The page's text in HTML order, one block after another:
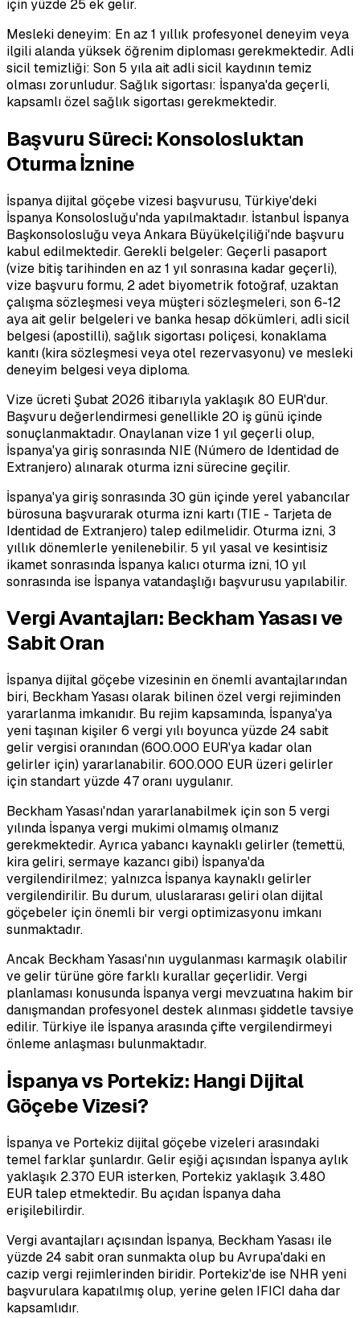
için yüzde 25 ek gelir.
Mesleki deneyim: En az 1 yıllık profesyonel deneyim veya
ilgili alanda yüksek öğrenim diploması gerekmektedir. Adli
sicil temizliği: Son 5 yıla ait adli sicil kaydının temiz
olması zorunludur. Sağlık sigortası: İspanya'da geçerli,
kapsamlı özel sağlık sigortası gerekmektedir.
Başvuru Süreci: Konsolosluktan
Oturma İznine
İspanya dijital göçebe vizesi başvurusu, Türkiye'deki
İspanya Konsolosluğu'nda yapılmaktadır. İstanbul İspanya
Başkonsolosluğu veya Ankara Büyükelçiliği'nde başvuru
kabul edilmektedir. Gerekli belgeler: Geçerli pasaport
(vize bitiş tarihinden en az 1 yıl sonrasına kadar geçerli),
vize başvuru formu, 2 adet biyometrik fotoğraf, uzaktan
çalışma sözleşmesi veya müşteri sözleşmeleri, son 6-12
aya ait gelir belgeleri ve banka hesap dökümleri, adli sicil
belgesi (apostilli), sağlık sigortası poliçesi, konaklama
kanıtı (kira sözleşmesi veya otel rezervasyonu) ve mesleki
deneyim belgesi veya diploma.
Vize ücreti Şubat 2026 itibarıyla yaklaşık 80 EUR'dur.
Başvuru değerlendirmesi genellikle 20 iş günü içinde
sonuçlanmaktadır. Onaylanan vize 1 yıl geçerli olup,
İspanya'ya giriş sonrasında NIE (Número de Identidad de
Extranjero) alınarak oturma izni sürecine geçilir.
İspanya'ya giriş sonrasında 30 gün içinde yerel yabancılar
bürosuna başvurarak oturma izni kartı (TIE - Tarjeta de
Identidad de Extranjero) talep edilmelidir. Oturma izni, 3
yıllık dönemlerle yenilenebilir. 5 yıl yasal ve kesintisiz
ikamet sonrasında İspanya kalıcı oturma izni, 10 yıl
sonrasında ise İspanya vatandaşlığı başvurusu yapılabilir.
Vergi Avantajları: Beckham Yasası ve
Sabit Oran
İspanya dijital göçebe vizesinin en önemli avantajlarından
biri, Beckham Yasası olarak bilinen özel vergi rejiminden
yararlanma imkanıdır. Bu rejim kapsamında, İspanya'ya
yeni taşınan kişiler 6 vergi yılı boyunca yüzde 24 sabit
gelir vergisi oranından (600.000 EUR'ya kadar olan
gelirler için) yararlanabilir. 600.000 EUR üzeri gelirler
için standart yüzde 47 oranı uygulanır.
Beckham Yasası'ndan yararlanabilmek için son 5 vergi
yılında İspanya vergi mukimi olmamış olmanız
gerekmektedir. Ayrıca yabancı kaynaklı gelirler (temettü,
kira geliri, sermaye kazancı gibi) İspanya'da
vergilendirilmez; yalnızca İspanya kaynaklı gelirler
vergilendirilir. Bu durum, uluslararası geliri olan dijital
göçebeler için önemli bir vergi optimizasyonu imkanı
sunmaktadır.
Ancak Beckham Yasası'nın uygulanması karmaşık olabilir
ve gelir türüne göre farklı kurallar geçerlidir. Vergi
planlaması konusunda İspanya vergi mevzuatına hakim bir
danışmandan profesyonel destek alınması şiddetle tavsiye
edilir. Türkiye ile İspanya arasında çifte vergilendirmeyi
önleme anlaşması bulunmaktadır.
İspanya vs Portekiz: Hangi Dijital
Göçebe Vizesi?
İspanya ve Portekiz dijital göçebe vizeleri arasındaki
temel farklar şunlardır. Gelir eşiği açısından İspanya aylık
yaklaşık 2.370 EUR isterken, Portekiz yaklaşık 3.480
EUR talep etmektedir. Bu açıdan İspanya daha
erişilebilirdir.
Vergi avantajları açısından İspanya, Beckham Yasası ile
yüzde 24 sabit oran sunmakta olup bu Avrupa'daki en
cazip vergi rejimlerinden biridir. Portekiz'de ise NHR yeni
başvurulara kapatılmış olup, yerine gelen IFICI daha dar
kapsamlıdır.